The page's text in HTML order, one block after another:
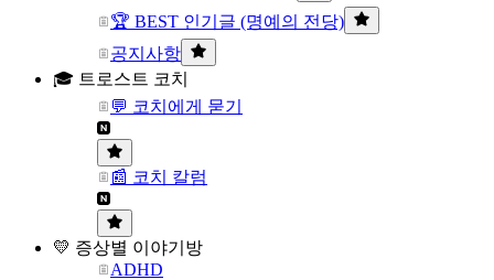
🏆 BEST 인기글 (명예의 전당)
공지사항
🎓 트로스트 코치
💬 코치에게 묻기
📰 코치 칼럼
💛 증상별 이야기방
ADHD